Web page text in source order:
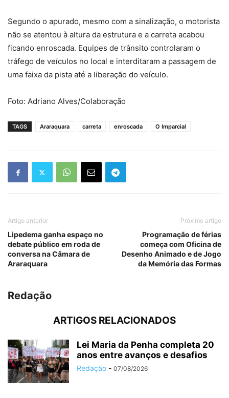
Segundo o apurado, mesmo com a sinalização, o motorista
não se atentou à altura da estrutura e a carreta acabou
ficando enroscada. Equipes de trânsito controlaram o
tráfego de veículos no local e interditaram a passagem de
uma faixa da pista até a liberação do veículo.
Foto: Adriano Alves/Colaboração
TAGS Araraquara carreta enroscada O Imparcial
Artigo anterior
Lipedema ganha espaço no
debate público em roda de
conversa na Câmara de
Araraquara
Próximo artigo
Programação de férias
começa com Oficina de
Desenho Animado e de Jogo
da Memória das Formas
Redação
ARTIGOS RELACIONADOS
Lei Maria da Penha completa 20
anos entre avanços e desafios
Redação - 07/08/2026